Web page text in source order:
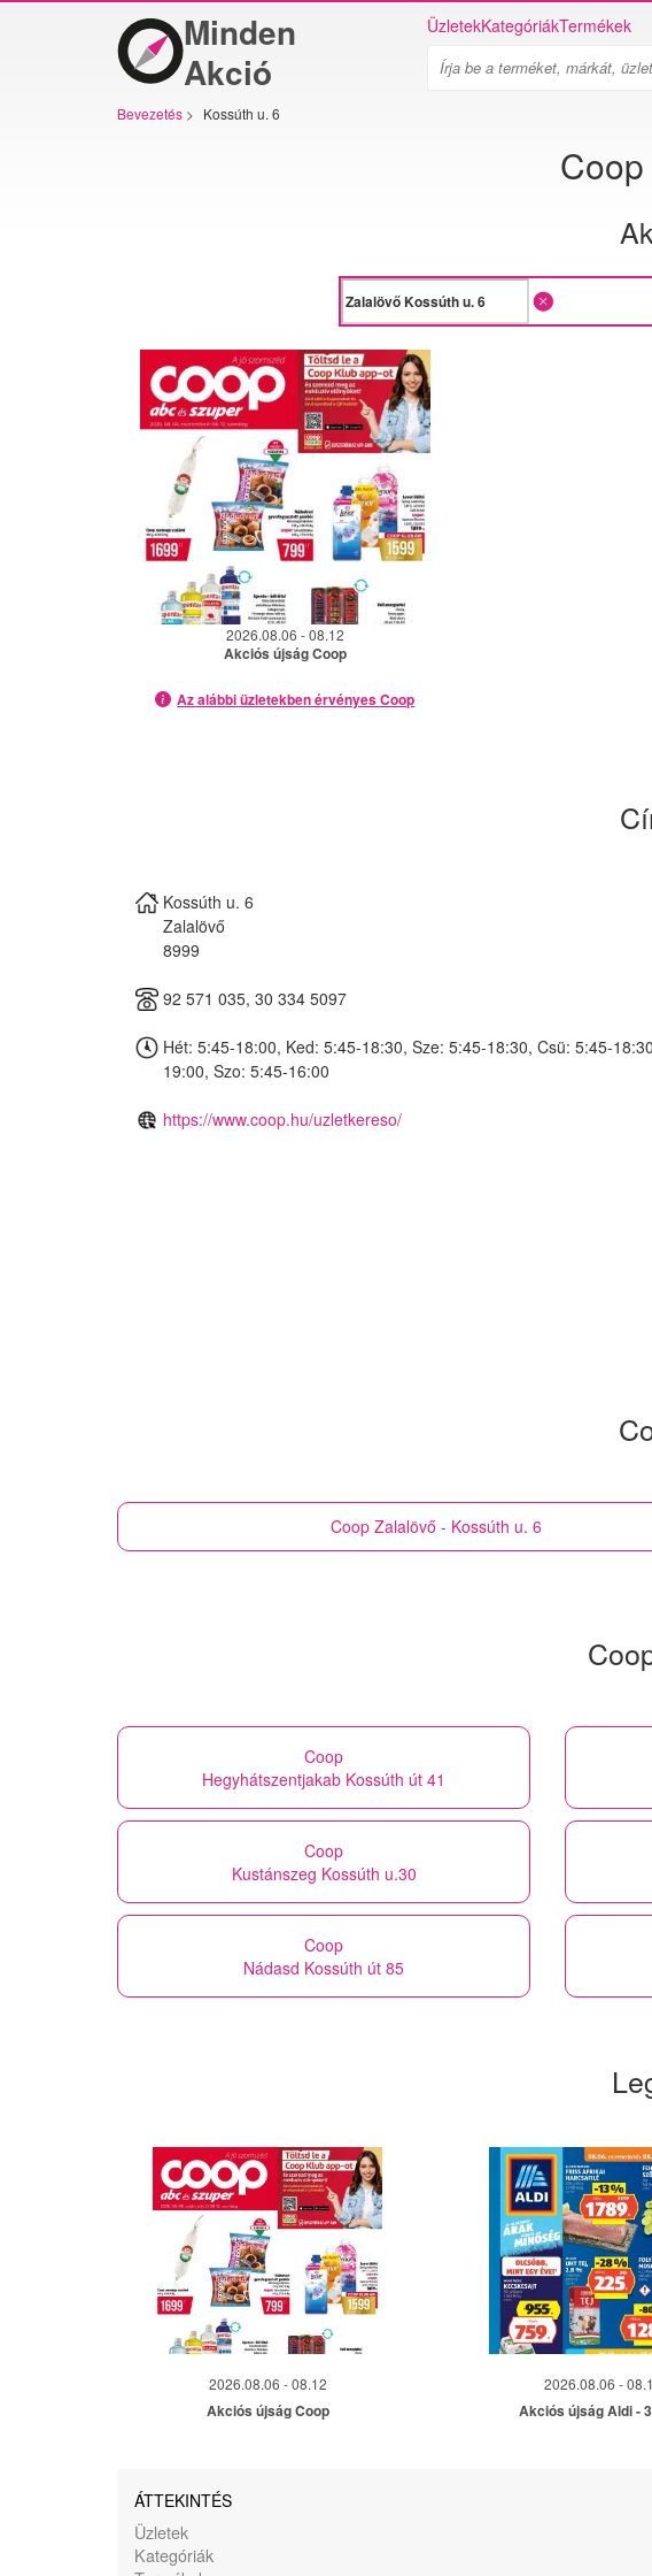
Minden
Akció
ÜzletekKategóriákTermékek
Bevezetés > Kossúth u. 6
2026.08.06 - 08.12
Akciós újság Coop
Az alábbi üzletekben érvényes Coop
Kossúth u. 6
Zalalövő
8999
92 571 035, 30 334 5097
Hét: 5:45-18:00, Ked: 5:45-18:30, Sze: 5:45-18:30, Csü: 5:45-
19:00, Szo: 5:45-16:00
https://www.coop.hu/uzletkereso/
Coop Zalalövő - Kossúth u. 6
Coop
Hegyhátszentjakab Kossúth út 41
Coop
Kustánszeg Kossúth u.30
Coop
Nádasd Kossúth út 85
2026.08.06 - 08.12
Akciós újság Coop
2026.08.06 -
Akciós újság Aldi -
ÁTTEKINTÉS
Üzletek
Kategóriák